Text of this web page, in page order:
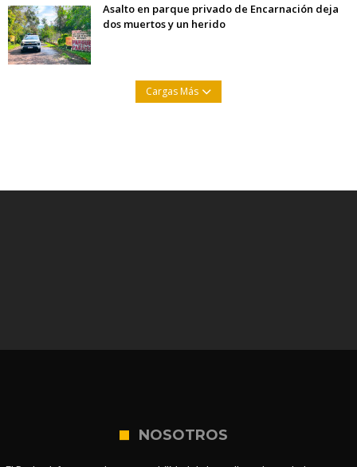
Asalto en parque privado de Encarnación deja
dos muertos y un herido
Cargas Más
NOSOTROS